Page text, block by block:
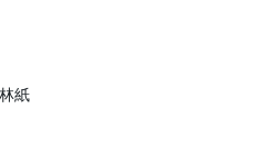
紙